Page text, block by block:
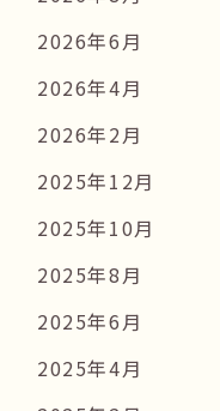
2026年6月
2026年4月
2026年2月
2025年12月
2025年10月
2025年8月
2025年6月
2025年4月